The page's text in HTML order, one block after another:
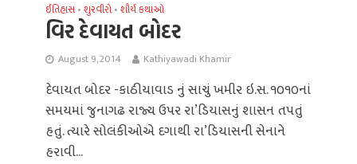
ઈતિહાસ • શુરવીરો • શૌર્ય કથાઓ
વિર દેવાયત બોદર
August 9, 2014 Kathiyawadi Khamir
દેવાયત બોદર -કાઠીયાવાડ નું સાચું ખમીર ઇ.સ. ૧૦૧૦નાં
સમયમાં જુનાગઢ રાજ્ય ઉપર રા’ડિયાસનું શાસન તપતું
હતું. ત્યારે સોલંકીઓએ દગાથી રા’ડિયાસની સેનાને
હરાવી...